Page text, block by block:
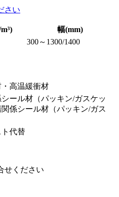
さい
幅(mm)
300～1300/1400
高温緩衝材
ール材（パッキン/ガスケッ
関係シール材（パッキン/ガス
代替
せください